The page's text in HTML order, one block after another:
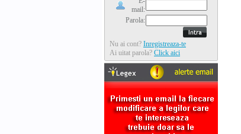
mail:
Parola:
Nu ai cont? Inregistreaza-te
Ai uitat parola? Click aici